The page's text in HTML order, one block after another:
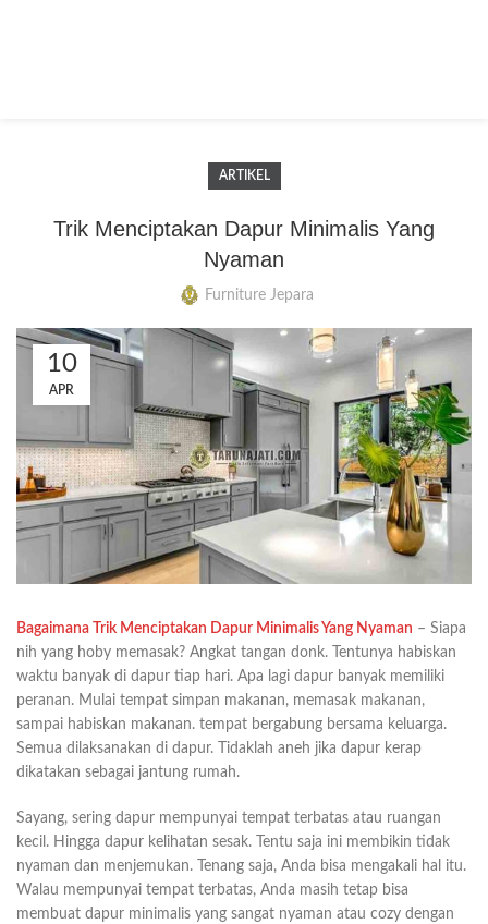
ARTIKEL
Trik Menciptakan Dapur Minimalis Yang
Nyaman
Furniture Jepara
10
APR
Bagaimana Trik Menciptakan Dapur Minimalis Yang Nyaman – Siapa
nih yang hoby memasak? Angkat tangan donk. Tentunya habiskan
waktu banyak di dapur tiap hari. Apa lagi dapur banyak memiliki
peranan. Mulai tempat simpan makanan, memasak makanan,
sampai habiskan makanan. tempat bergabung bersama keluarga.
Semua dilaksanakan di dapur. Tidaklah aneh jika dapur kerap
dikatakan sebagai jantung rumah.
Sayang, sering dapur mempunyai tempat terbatas atau ruangan
kecil. Hingga dapur kelihatan sesak. Tentu saja ini membikin tidak
nyaman dan menjemukan. Tenang saja, Anda bisa mengakali hal itu.
Walau mempunyai tempat terbatas, Anda masih tetap bisa
membuat dapur minimalis yang sangat nyaman atau cozy dengan